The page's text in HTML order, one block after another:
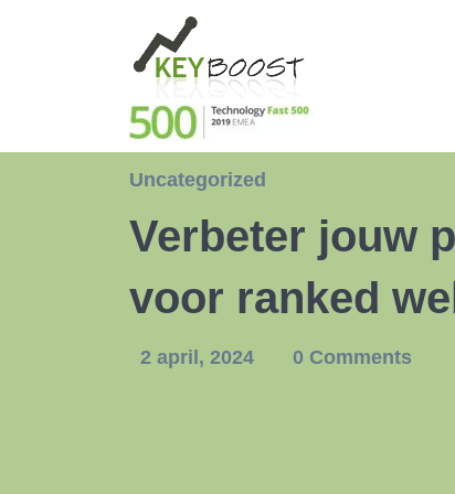
Uncategorized
Verbeter jouw
voor ranked
2 april, 2024 0 Comments